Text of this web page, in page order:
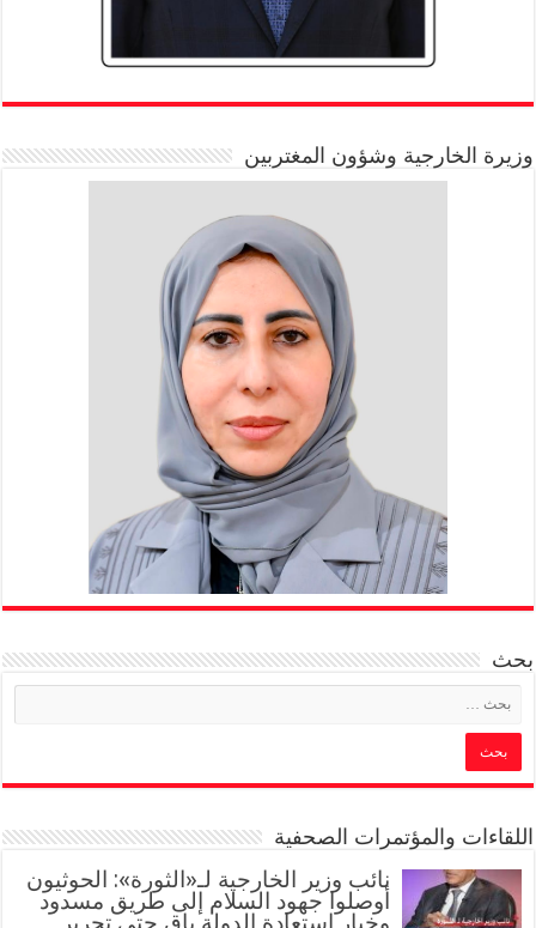
وزيرة الخارجية وشؤون المغتربين
بحث
اللقاءات والمؤتمرات الصحفية
‏نائب وزير الخارجية لـ«الثورة»: الحوثيون
أوصلوا جهود السلام إلى طريق مسدود